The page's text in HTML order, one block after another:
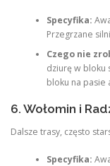
Specyfika:
Przegrzane
Czego nie
dziurę w bloku
bloku na pasie
6. Wołomin i
Dalsze trasy, często
Specyfika: